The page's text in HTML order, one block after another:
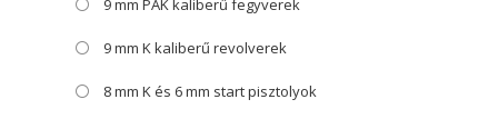
9 mm PAK kaliberű fegyverek
9 mm K kaliberű revolverek
8 mm K és 6 mm start pisztolyok